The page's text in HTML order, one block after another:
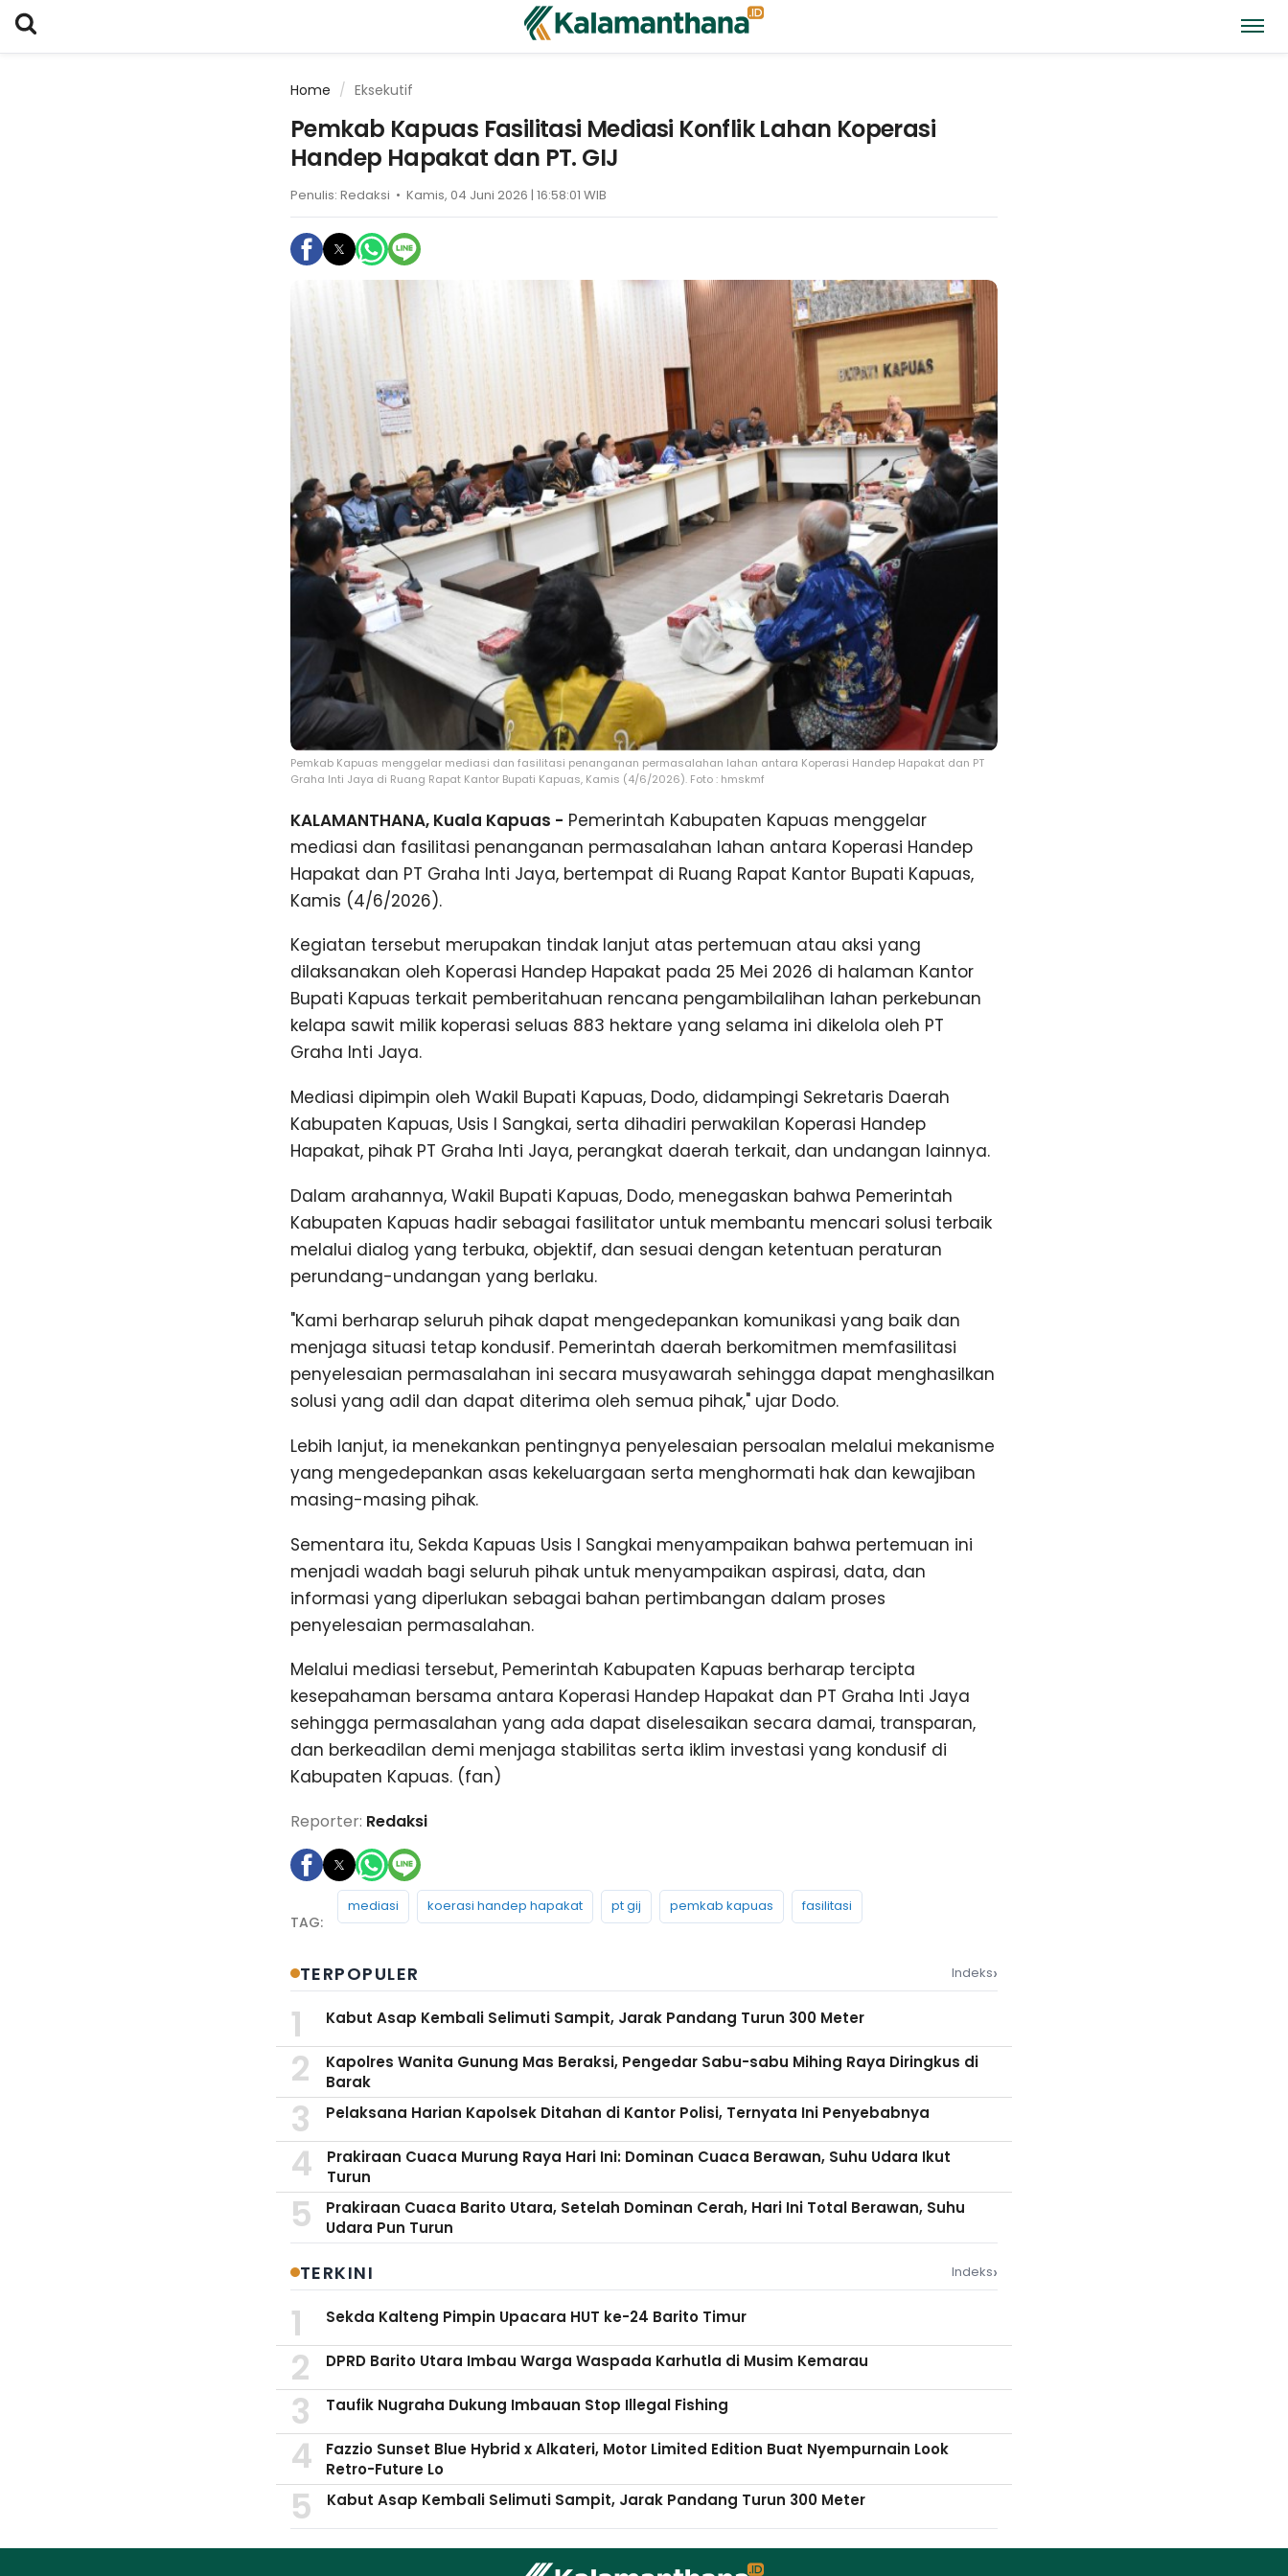
Home Eksekutif
Pemkab Kapuas Fasilitasi Mediasi Konflik Lahan Koperasi
Handep Hapakat dan PT. GIJ
Penulis: Redaksi • Kamis, 04 Juni 2026 | 16:58:01 WIB
Pemkab Kapuas menggelar mediasi dan fasilitasi penanganan permasalahan lahan antara Koperasi Handep Hapakat dan PT
Graha Inti Jaya di Ruang Rapat Kantor Bupati Kapuas, Kamis (4/6/2026). Foto : hmskmf
KALAMANTHANA, Kuala Kapuas - Pemerintah Kabupaten Kapuas menggelar
mediasi dan fasilitasi penanganan permasalahan lahan antara Koperasi Handep
Hapakat dan PT Graha Inti Jaya, bertempat di Ruang Rapat Kantor Bupati Kapuas,
Kamis (4/6/2026).
Kegiatan tersebut merupakan tindak lanjut atas pertemuan atau aksi yang
dilaksanakan oleh Koperasi Handep Hapakat pada 25 Mei 2026 di halaman Kantor
Bupati Kapuas terkait pemberitahuan rencana pengambilalihan lahan perkebunan
kelapa sawit milik koperasi seluas 883 hektare yang selama ini dikelola oleh PT
Graha Inti Jaya.
Mediasi dipimpin oleh Wakil Bupati Kapuas, Dodo, didampingi Sekretaris Daerah
Kabupaten Kapuas, Usis I Sangkai, serta dihadiri perwakilan Koperasi Handep
Hapakat, pihak PT Graha Inti Jaya, perangkat daerah terkait, dan undangan lainnya.
Dalam arahannya, Wakil Bupati Kapuas, Dodo, menegaskan bahwa Pemerintah
Kabupaten Kapuas hadir sebagai fasilitator untuk membantu mencari solusi terbaik
melalui dialog yang terbuka, objektif, dan sesuai dengan ketentuan peraturan
perundang-undangan yang berlaku.
"Kami berharap seluruh pihak dapat mengedepankan komunikasi yang baik dan
menjaga situasi tetap kondusif. Pemerintah daerah berkomitmen memfasilitasi
penyelesaian permasalahan ini secara musyawarah sehingga dapat menghasilkan
solusi yang adil dan dapat diterima oleh semua pihak," ujar Dodo.
Lebih lanjut, ia menekankan pentingnya penyelesaian persoalan melalui mekanisme
yang mengedepankan asas kekeluargaan serta menghormati hak dan kewajiban
masing-masing pihak.
Sementara itu, Sekda Kapuas Usis I Sangkai menyampaikan bahwa pertemuan ini
menjadi wadah bagi seluruh pihak untuk menyampaikan aspirasi, data, dan
informasi yang diperlukan sebagai bahan pertimbangan dalam proses
penyelesaian permasalahan.
Melalui mediasi tersebut, Pemerintah Kabupaten Kapuas berharap tercipta
kesepahaman bersama antara Koperasi Handep Hapakat dan PT Graha Inti Jaya
sehingga permasalahan yang ada dapat diselesaikan secara damai, transparan,
dan berkeadilan demi menjaga stabilitas serta iklim investasi yang kondusif di
Kabupaten Kapuas. (fan)
Reporter: Redaksi
mediasi koerasi handep hapakat pt gij pemkab kapuas fasilitasi
TERPOPULER Indeks›
Kabut Asap Kembali Selimuti Sampit, Jarak Pandang Turun 300 Meter
Kapolres Wanita Gunung Mas Beraksi, Pengedar Sabu-sabu Mihing Raya Diringkus di
Barak
Pelaksana Harian Kapolsek Ditahan di Kantor Polisi, Ternyata Ini Penyebabnya
Prakiraan Cuaca Murung Raya Hari Ini: Dominan Cuaca Berawan, Suhu Udara Ikut
Turun
Prakiraan Cuaca Barito Utara, Setelah Dominan Cerah, Hari Ini Total Berawan, Suhu
Udara Pun Turun
TERKINI Indeks›
Sekda Kalteng Pimpin Upacara HUT ke-24 Barito Timur
DPRD Barito Utara Imbau Warga Waspada Karhutla di Musim Kemarau
Taufik Nugraha Dukung Imbauan Stop Illegal Fishing
Fazzio Sunset Blue Hybrid x Alkateri, Motor Limited Edition Buat Nyempurnain Look
Retro-Future Lo
Kabut Asap Kembali Selimuti Sampit, Jarak Pandang Turun 300 Meter